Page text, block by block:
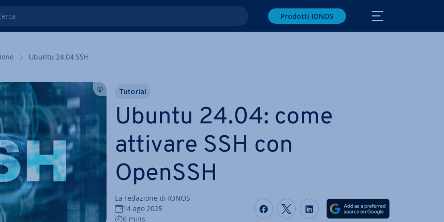
Prodotti IONOS
Ubuntu 24.04 SSH
Ubuntu 24.04: come
attivare SSH con
OpenSSH
La redazione di IONOS
14 ago 2025
6 mins
Condividi via Facebook
Condividi via Twitter
Condividi via LinkedIN
Tutorial